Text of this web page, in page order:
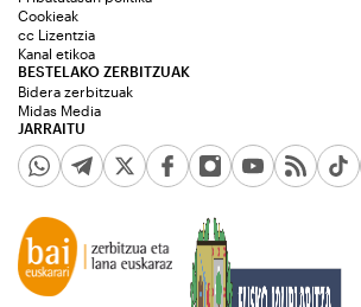
JARRAITU
Cookieak
cc Lizentzia
Kanal etikoa
BESTELAKO ZERBITZUAK
Bidera zerbitzuak
Midas Media